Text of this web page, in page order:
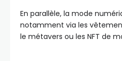
En parallèle, la mode
notamment via les
le métavers ou les NFT de